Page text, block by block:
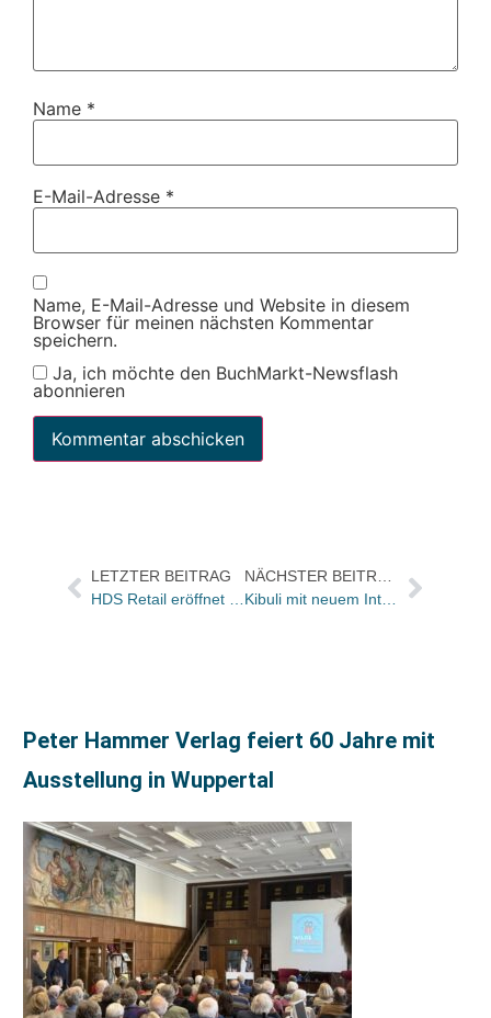
Name *
E-Mail-Adresse *
Name, E-Mail-Adresse und Website in diesem
Browser für meinen nächsten Kommentar
speichern.
Ja, ich möchte den BuchMarkt-Newsflash
abonnieren
LETZTER BEITRAG
Peter Hammer Verlag feiert 60 Jahre mit
Ausstellung in Wuppertal